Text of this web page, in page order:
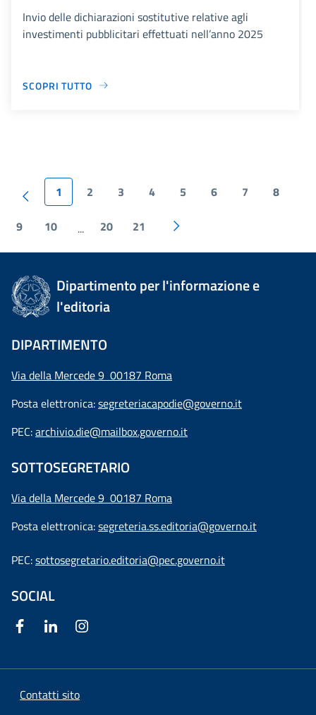
Invio delle dichiarazioni sostitutive relative agli
investimenti pubblicitari effettuati nell’anno 2025
SCOPRI TUTTO
1 2 3 4 5 6 7 8
9 10 ... 20 21
Dipartimento per l'informazione e
l'editoria
DIPARTIMENTO
Via della Mercede 9 00187 Roma
Posta elettronica:segreteriacapodie@governo.it
PEC:archivio.die@mailbox.governo.it
SOTTOSEGRETARIO
Via della Mercede 9 00187 Roma
Posta elettronica:segreteria.ss.editoria@governo.it
PEC:sottosegretario.editoria@pec.governo.it
SOCIAL
Contatti sito